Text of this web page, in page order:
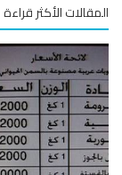
الأكثر قراءة